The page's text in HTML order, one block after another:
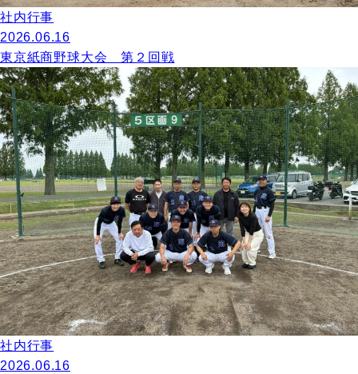
社内行事
2026.06.16
東京紙商野球大会 第２回戦
社内行事
2026.06.16